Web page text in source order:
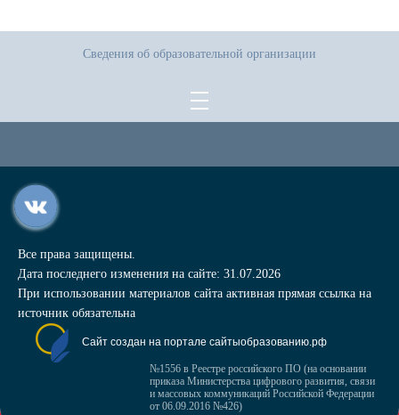
Сведения об образовательной организации
Все права защищены.
Дата последнего изменения на сайте: 31.07.2026
При использовании материалов сайта активная прямая ссылка на
источник обязательна
Сайт создан на портале сайтыобразованию.рф
№1556 в Реестре российского ПО (на основании
приказа Министерства цифрового развития, связи
и массовых коммуникаций Российской Федерации
от 06.09.2016 №426)